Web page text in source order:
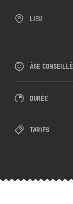
LIEU
ÂGE CONSEILLÉ
DURÉE
TARIFS